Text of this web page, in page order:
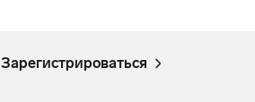
Зарегистрироваться